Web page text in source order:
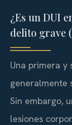
¿Es un DUI
delito grave
Una primera y
generalmente
Sin embargo,
lesiones